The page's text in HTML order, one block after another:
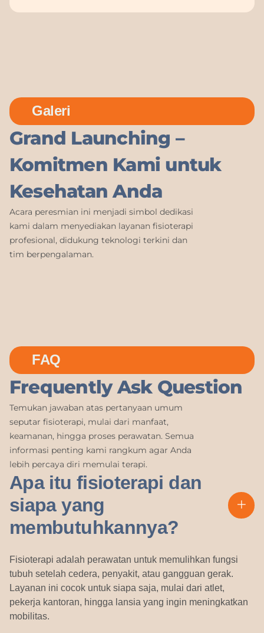
Galeri
Grand Launching –
Komitmen Kami untuk
Kesehatan Anda
Acara peresmian ini menjadi simbol dedikasi
kami dalam menyediakan layanan fisioterapi
profesional, didukung teknologi terkini dan
tim berpengalaman.
FAQ
Frequently Ask Question
Temukan jawaban atas pertanyaan umum
seputar fisioterapi, mulai dari manfaat,
keamanan, hingga proses perawatan. Semua
informasi penting kami rangkum agar Anda
lebih percaya diri memulai terapi.
Apa itu fisioterapi dan
siapa yang
membutuhkannya?
Fisioterapi adalah perawatan untuk memulihkan fungsi
tubuh setelah cedera, penyakit, atau gangguan gerak.
Layanan ini cocok untuk siapa saja, mulai dari atlet,
pekerja kantoran, hingga lansia yang ingin meningkatkan
mobilitas.